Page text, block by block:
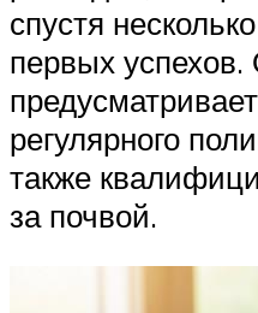
спустя
первых успехов.
регулярного
также
за почвой.